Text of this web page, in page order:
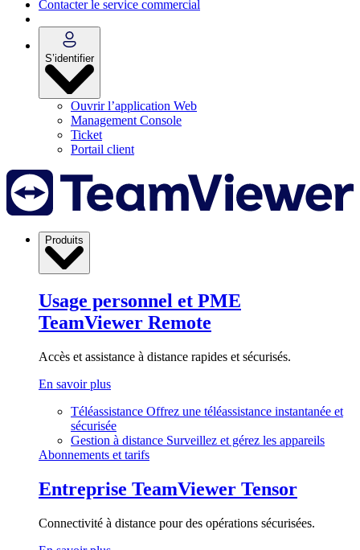
Contacter le service commercial
S’identifier
Ouvrir l’application Web
Management Console
Ticket
Portail client
Produits
Usage personnel et PME
TeamViewer Remote
Accès et assistance à distance rapides et sécurisés.
En savoir plus
Téléassistance Offrez une téléassistance instantanée et
sécurisée
Gestion à distance Surveillez et gérez les appareils
Abonnements et tarifs
Entreprise TeamViewer Tensor
Connectivité à distance pour des opérations sécurisées.